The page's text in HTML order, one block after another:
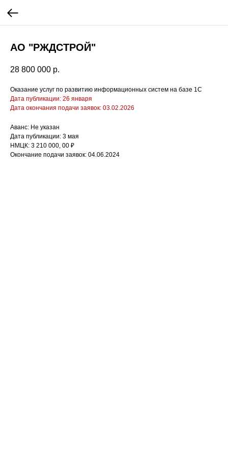
АО "РЖДСТРОЙ"
28 800 000 р.
Оказание услуг по развитию информационных систем на базе 1С
Дата публикации: 26 января
Дата окончания подачи заявок: 03.02.2026
Аванс: Не указан
Дата публикации: 3 мая
НМЦК: 3 210 000, 00 ₽
Окончание подачи заявок: 04.06.2024